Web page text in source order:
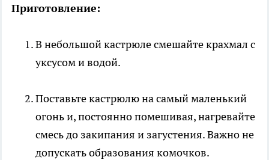
Приготовление:
В небольшой кастрюле смешайте крахмал с
уксусом и водой.
Поставьте кастрюлю на самый маленький
огонь и, постоянно помешивая, нагревайте
смесь до закипания и загустения. Важно не
допускать образования комочков.